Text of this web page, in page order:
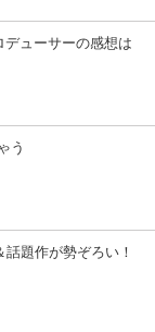
デューサーの感想は
う
題作が勢ぞろい！